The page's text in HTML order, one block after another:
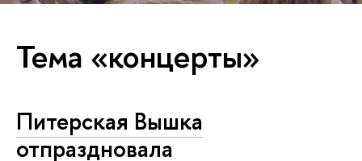
Тема «концерты»
Питерская Вышка
отпраздновала